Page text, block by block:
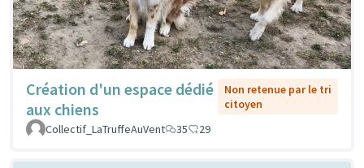
Création d'un espace dédié
aux chiens
Non retenue par le tri
citoyen
Collectif_LaTruffeAuVent
35 29